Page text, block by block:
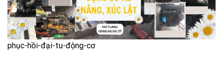
phục-hồi-đại-tu-động-cơ